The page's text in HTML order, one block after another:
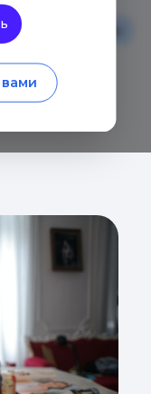
матеріали